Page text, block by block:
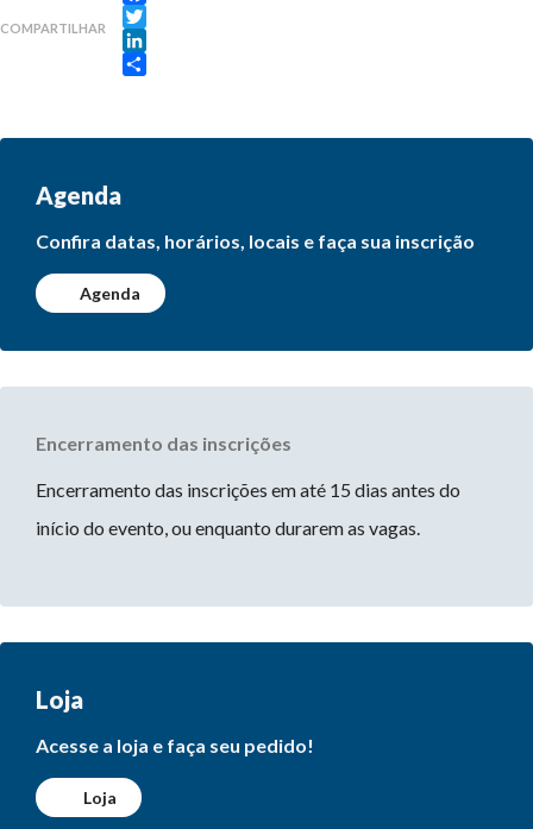
COMPARTILHAR
Facebook
Twitter
LinkedIn
Agenda
Confira datas, horários, locais e faça sua inscrição
Agenda
Encerramento das inscrições
Encerramento das inscrições em até 15 dias antes do
início do evento, ou enquanto durarem as vagas.
Loja
Acesse a loja e faça seu pedido!
Loja